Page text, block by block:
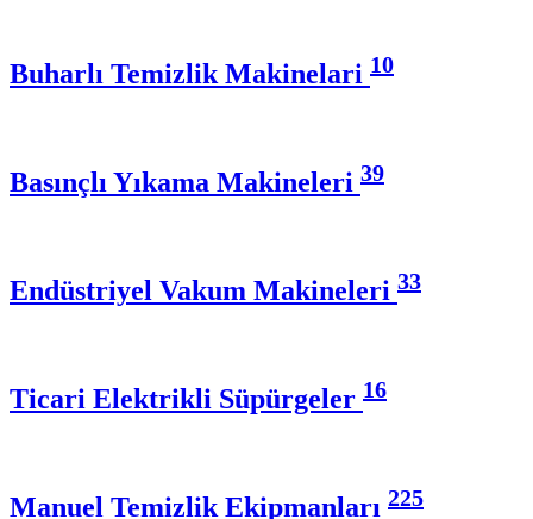
Buharlı Temizlik Makinelari 10
Basınçlı Yıkama Makineleri 39
Endüstriyel Vakum Makineleri 33
Ticari Elektrikli Süpürgeler 16
Manuel Temizlik Ekipmanları 225